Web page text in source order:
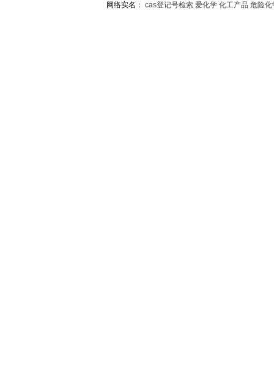
网络实名： cas登记号检索 爱化学 化工产品 危险化